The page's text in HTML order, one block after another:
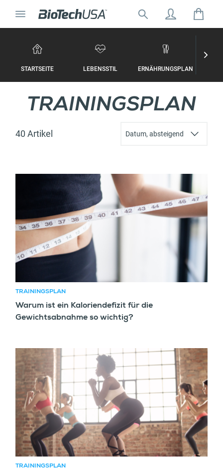
Navigation umschalten
Suche nach:
STARTSEITE LEBENSSTIL ERNÄHRUNGSPLAN
TRAININGSPLAN
40 Artikel
TRAININGSPLAN
Warum ist ein Kaloriendefizit für die
Gewichtsabnahme so wichtig?
TRAININGSPLAN